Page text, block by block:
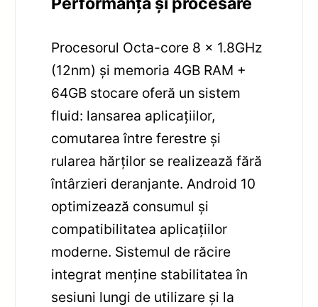
Procesorul Octa-core 8 x 1.8GHz
(12nm) și memoria 4GB RAM +
64GB stocare oferă un sistem
fluid: lansarea aplicațiilor,
comutarea între ferestre și
rularea hărților se realizează fără
întârzieri deranjante. Android 10
optimizează consumul și
compatibilitatea aplicațiilor
moderne. Sistemul de răcire
integrat menține stabilitatea în
sesiuni lungi de utilizare și la